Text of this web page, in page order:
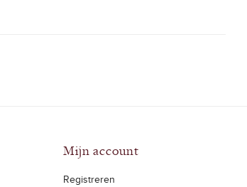
Mijn account
Registreren